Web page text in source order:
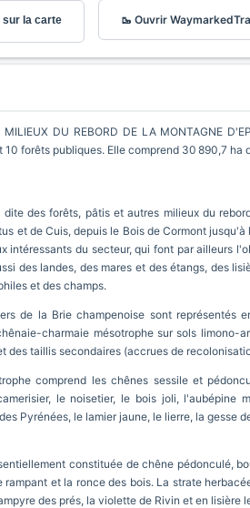
la carte 🥾 Ouvrir
MILIEUX DU REBORD DE LA MONTAGNE
forêts publiques. Elle comprend 30 890,7 ha
dite des forêts, pâtis et autres milieux du
et de Cuis, depuis le Bois de Cormont
intéressants du secteur, qui font par ailleurs
des landes, des mares et des étangs, des
et des champs.
de la Brie champenoise sont
charmaie mésotrophe sur sols
des taillis secondaires (accrues de
comprend les chênes sessile et
le noisetier, le bois joli, l'aubépine
Pyrénées, le lamier jaune, le lierre, la gesse
constituée de chêne pédonculé,
et la ronce des bois. La strate
des prés, la violette de Rivin et en lisière